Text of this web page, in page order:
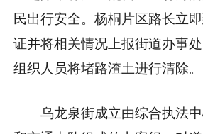
民出行安全。杨桐片区路长立
证并将相关情况上报街道办事
组织人员将堵路渣土进行清除。
乌龙泉街成立由综合执法